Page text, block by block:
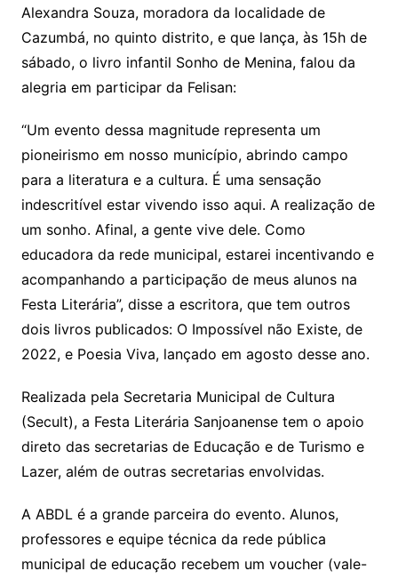
Alexandra Souza, moradora da localidade de
Cazumbá, no quinto distrito, e que lança, às 15h de
sábado, o livro infantil Sonho de Menina, falou da
alegria em participar da Felisan:
“Um evento dessa magnitude representa um
pioneirismo em nosso município, abrindo campo
para a literatura e a cultura. É uma sensação
indescritível estar vivendo isso aqui. A realização de
um sonho. Afinal, a gente vive dele. Como
educadora da rede municipal, estarei incentivando e
acompanhando a participação de meus alunos na
Festa Literária”, disse a escritora, que tem outros
dois livros publicados: O Impossível não Existe, de
2022, e Poesia Viva, lançado em agosto desse ano.
Realizada pela Secretaria Municipal de Cultura
(Secult), a Festa Literária Sanjoanense tem o apoio
direto das secretarias de Educação e de Turismo e
Lazer, além de outras secretarias envolvidas.
A ABDL é a grande parceira do evento. Alunos,
professores e equipe técnica da rede pública
municipal de educação recebem um voucher (vale-